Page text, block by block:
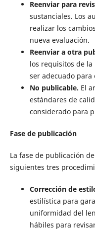
Reenviar para
sustanciales. Los
realizar los
nueva evaluación.
Reenviar a otra
los requisitos de
ser adecuado
No publicable. El
estándares de
considerado para
Fase de publicación
La fase de publicación
siguientes tres
Corrección de
estilística para
uniformidad del
hábiles para